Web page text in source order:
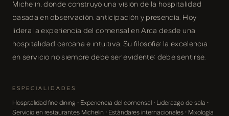
Michelin, donde construyó una visión de la hospitalidad
basada en observación, anticipación y presencia. Hoy
lidera la experiencia del comensal en Arca desde una
hospitalidad cercana e intuitiva. Su filosofía: la excelencia
en servicio no siempre debe ser evidente; debe sentirse.
ESPECIALIDADES
Hospitalidad fine dining · Experiencia del comensal · Liderazgo de sala ·
Servicio en restaurantes Michelin · Estándares internacionales · Mixología